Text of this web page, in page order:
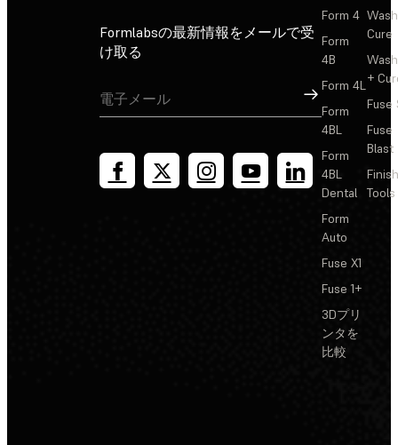
Formlabsの最新情報をメールで受
け取る
サインアップ
Form 4
Form
4B
Form 4L
Form
4BL
Form
4BL
Dental
Form
Auto
Fuse X1
Fuse 1+
3Dプリ
ンタを
比較
Cure
+
Fuse
Fuse
Blast
Tools